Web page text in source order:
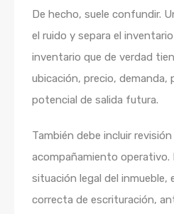
De hecho, suele confundir.
el ruido y separa el
inventario que de verdad
ubicación, precio, demanda,
potencial de salida futura.
También debe incluir
acompañamiento operativo.
situación legal del inmueble,
correcta de escrituración,